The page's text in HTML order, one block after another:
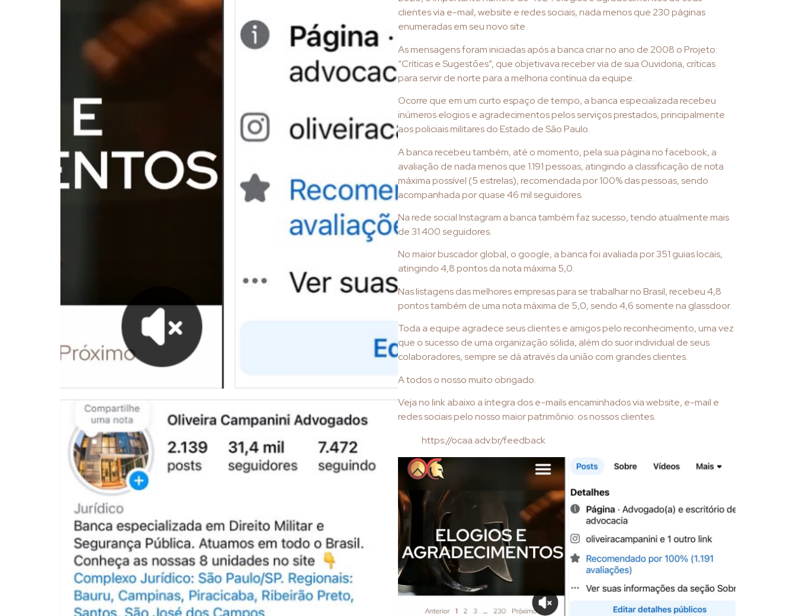
clientes via e-mail, website e redes sociais, nada menos que 230 páginas
enumeradas em seu novo site.
As mensagens foram iniciadas após a banca criar no ano de 2008 o Projeto:
“Críticas e Sugestões”, que objetivava receber via de sua Ouvidoria, críticas
para servir de norte para a melhoria contínua da equipe.
Ocorre que em um curto espaço de tempo, a banca especializada recebeu
inúmeros elogios e agradecimentos pelos serviços prestados, principalmente
aos policiais militares do Estado de São Paulo.
A banca recebeu também, até o momento, pela sua página no facebook, a
avaliação de nada menos que 1.191 pessoas, atingindo a classificação de nota
máxima possível (5 estrelas), recomendada por 100% das pessoas, sendo
acompanhada por quase 46 mil seguidores.
Na rede social Instagram a banca também faz sucesso, tendo atualmente mais
de 31.400 seguidores.
No maior buscador global, o google, a banca foi avaliada por 351 guias locais,
atingindo 4,8 pontos da nota máxima 5,0.
Nas listagens das melhores empresas para se trabalhar no Brasil, recebeu 4,8
pontos também de uma nota máxima de 5,0, sendo 4,6 somente na glassdoor.
Toda a equipe agradece seus clientes e amigos pelo reconhecimento, uma vez
que o sucesso de uma organização sólida, além do suor individual de seus
colaboradores, sempre se dá através da união com grandes clientes.
A todos o nosso muito obrigado.
Veja no link abaixo a íntegra dos e-mails encaminhados via website, e-mail e
redes sociais pelo nosso maior patrimônio: os nossos clientes.
https://ocaa.adv.br/feedback